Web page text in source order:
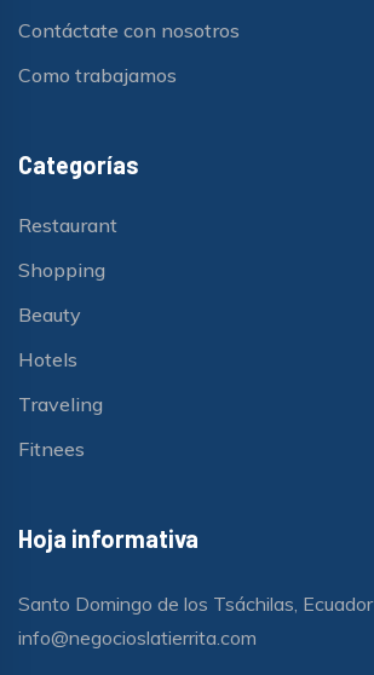
Contáctate con nosotros
Como trabajamos
Categorías
Restaurant
Shopping
Beauty
Hotels
Traveling
Fitnees
Hoja informativa
Santo Domingo de los Tsáchilas, Ecuador
info@negocioslatierrita.com